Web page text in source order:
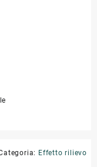
Effetto rilievo